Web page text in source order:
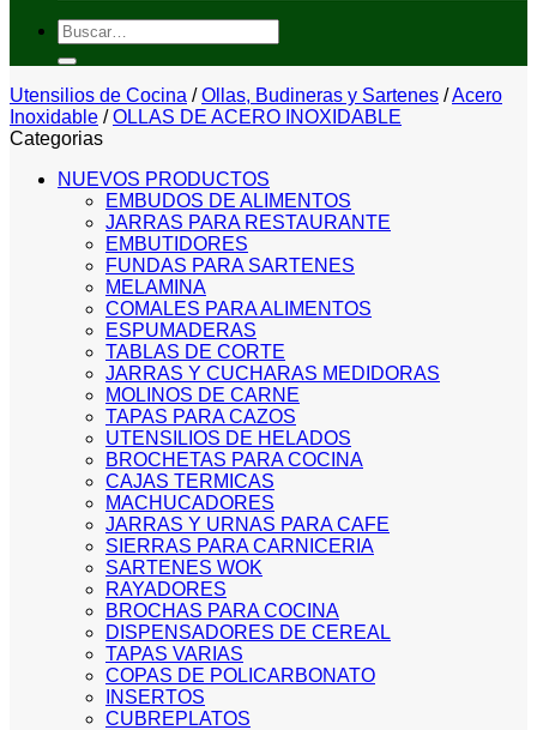
Buscar
por:
Utensilios de Cocina / Ollas, Budineras y Sartenes /Acero
Inoxidable / OLLAS DE ACERO INOXIDABLE
Categorias
NUEVOS PRODUCTOS
EMBUDOS DE ALIMENTOS
JARRAS PARA RESTAURANTE
EMBUTIDORES
FUNDAS PARA SARTENES
MELAMINA
COMALES PARA ALIMENTOS
ESPUMADERAS
TABLAS DE CORTE
JARRAS Y CUCHARAS MEDIDORAS
MOLINOS DE CARNE
TAPAS PARA CAZOS
UTENSILIOS DE HELADOS
BROCHETAS PARA COCINA
CAJAS TERMICAS
MACHUCADORES
JARRAS Y URNAS PARA CAFE
SIERRAS PARA CARNICERIA
SARTENES WOK
RAYADORES
BROCHAS PARA COCINA
DISPENSADORES DE CEREAL
TAPAS VARIAS
COPAS DE POLICARBONATO
INSERTOS
CUBREPLATOS